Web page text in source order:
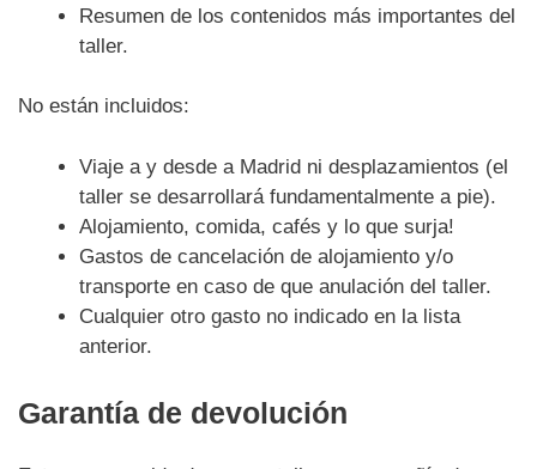
Resumen de los contenidos más importantes del
taller.
No están incluidos:
Viaje a y desde a Madrid ni desplazamientos (el
taller se desarrollará fundamentalmente a pie).
Alojamiento, comida, cafés y lo que surja!
Gastos de cancelación de alojamiento y/o
transporte en caso de que anulación del taller.
Cualquier otro gasto no indicado en la lista
anterior.
Garantía de devolución